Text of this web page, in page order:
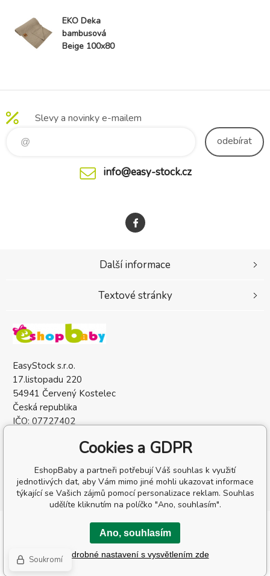
EKO Deka
bambusová
Beige 100x80
Slevy a novinky e-mailem
odebírat
info@easy-stock.cz
EasyStock s.r.o.
17.listopadu 220
54941 Červený Kostelec
Česká republika
IČO: 07727402
Další informace
Textové stránky
Copyright © 2026 EasyStock s.r.o.
Všechna práva vyhrazena.
Tvorba a pronájem eshopů BINARGON.cz-Mapa stránek
Cookies a GDPR
EshopBaby a partneři potřebují Váš souhlas k využití
jednotlivých dat, aby Vám mimo jiné mohli ukazovat informace
týkající se Vašich zájmů pomocí personalizace reklam. Souhlas
udělíte kliknutím na políčko "Ano, souhlasím".
Ano, souhlasím
Podrobné nastavení s vysvětlením zde
Soukromí